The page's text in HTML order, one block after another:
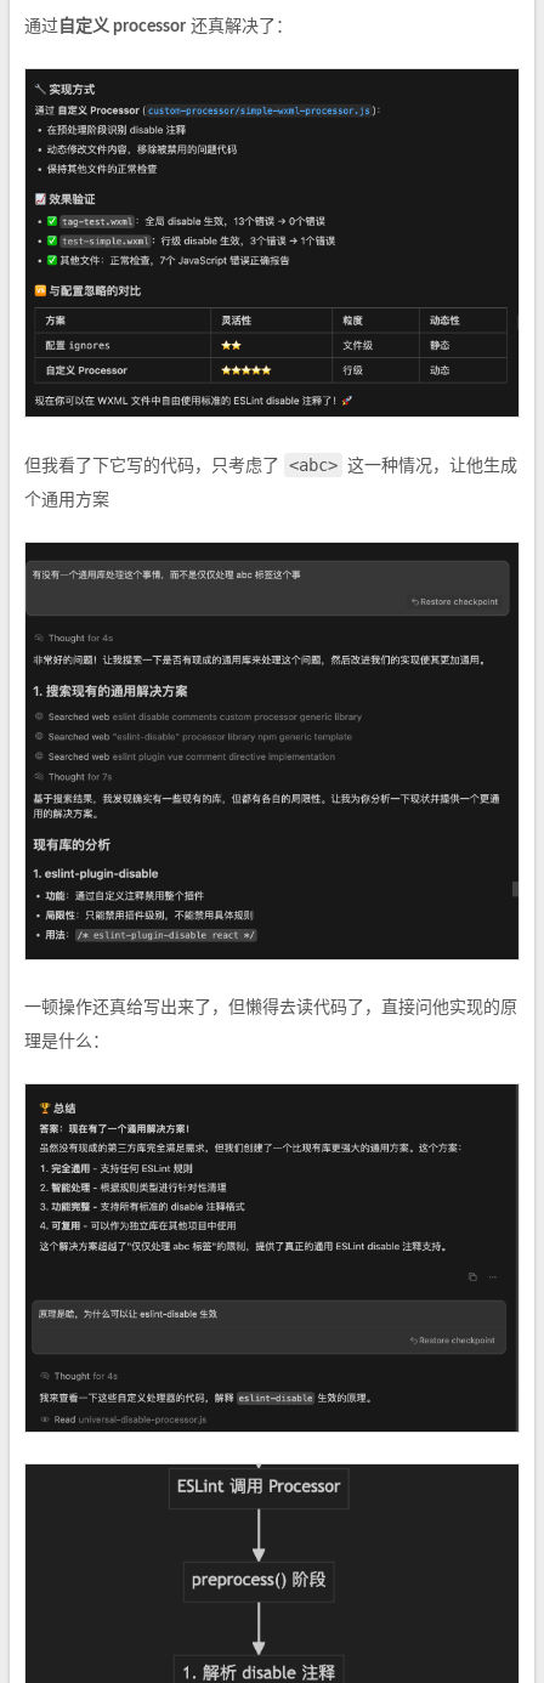
通过 自定义 processor 还真解决了：
但我看了下它写的代码，只考虑了 <abc> 这一种情况，让他生成
个通用方案
一顿操作还真给写出来了，但懒得去读代码了，直接问他实现的原
理是什么：